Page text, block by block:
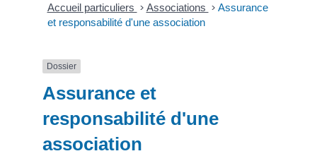
Accueil particuliers > Associations > Assurance
et responsabilité d'une association
Dossier
Assurance et
responsabilité d'une
association